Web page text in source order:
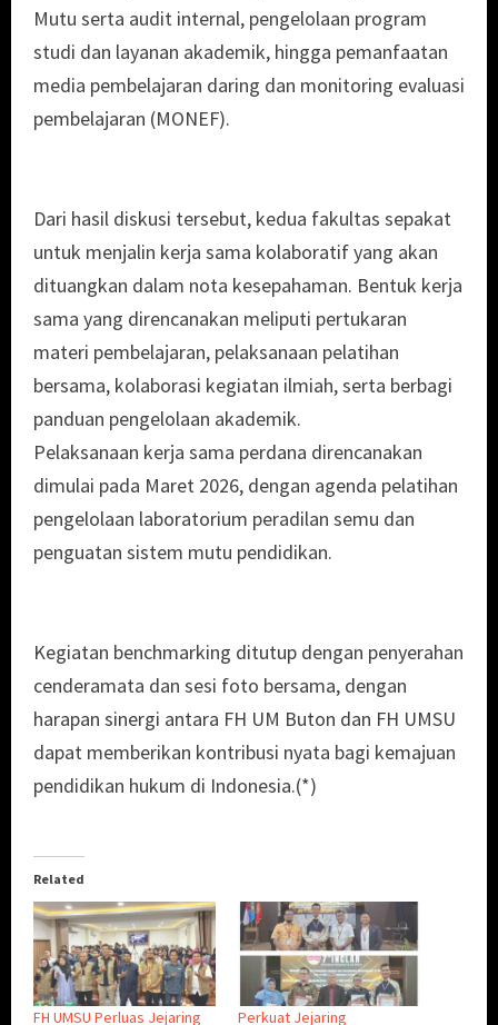
Mutu serta audit internal, pengelolaan program
studi dan layanan akademik, hingga pemanfaatan
media pembelajaran daring dan monitoring evaluasi
pembelajaran (MONEF).
Dari hasil diskusi tersebut, kedua fakultas sepakat
untuk menjalin kerja sama kolaboratif yang akan
dituangkan dalam nota kesepahaman. Bentuk kerja
sama yang direncanakan meliputi pertukaran
materi pembelajaran, pelaksanaan pelatihan
bersama, kolaborasi kegiatan ilmiah, serta berbagi
panduan pengelolaan akademik.
Pelaksanaan kerja sama perdana direncanakan
dimulai pada Maret 2026, dengan agenda pelatihan
pengelolaan laboratorium peradilan semu dan
penguatan sistem mutu pendidikan.
Kegiatan benchmarking ditutup dengan penyerahan
cenderamata dan sesi foto bersama, dengan
harapan sinergi antara FH UM Buton dan FH UMSU
dapat memberikan kontribusi nyata bagi kemajuan
pendidikan hukum di Indonesia.(*)
Related
FH UMSU Perluas Jejaring Perkuat Jejaring